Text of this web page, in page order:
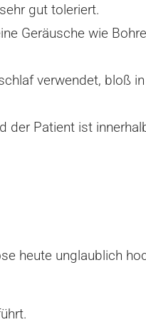
gut toleriert.
Geräusche wie
verwendet, bloß
der Patient ist
heute unglaublich